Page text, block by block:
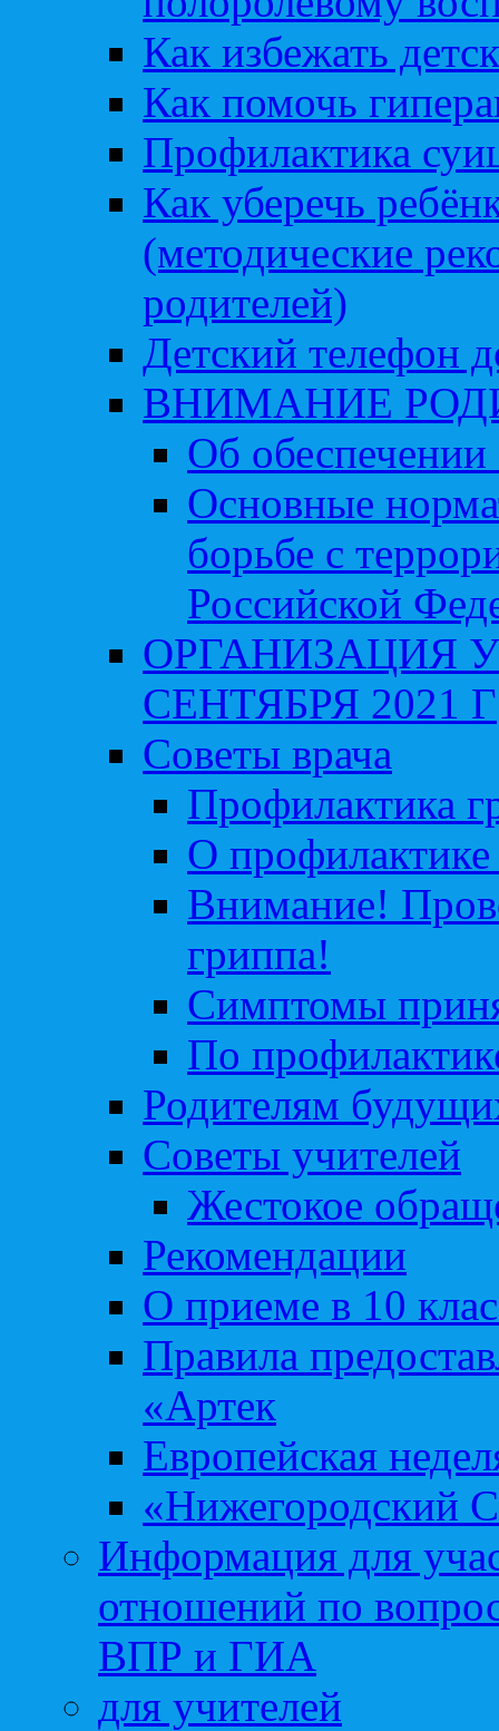
Как избежать
Как помочь
Профилактика
Как уберечь
(методические
родителей)
Детский телефон
ВНИМАНИЕ
Об обеспечении
Основные
борьбе с
Российской
ОРГАНИЗАЦИЯ
СЕНТЯБРЯ 2021 Г
Советы врача
Профилактика
О профилактике
Внимание!
гриппа!
Симптомы
По
Родителям
Советы учителей
Жестокое
Рекомендации
О приеме в 10
Правила
«Артек
Европейская
«Нижегородский
Информация для
отношений по
ВПР и ГИА
для учителей